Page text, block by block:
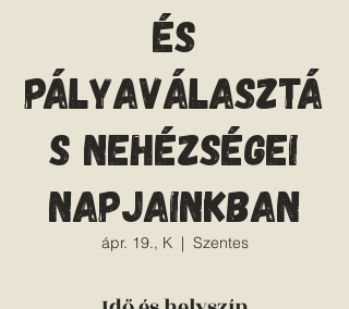
és
pályaválasztá
s nehézségei
napjainkban
ápr. 19., K
  |
Szentes